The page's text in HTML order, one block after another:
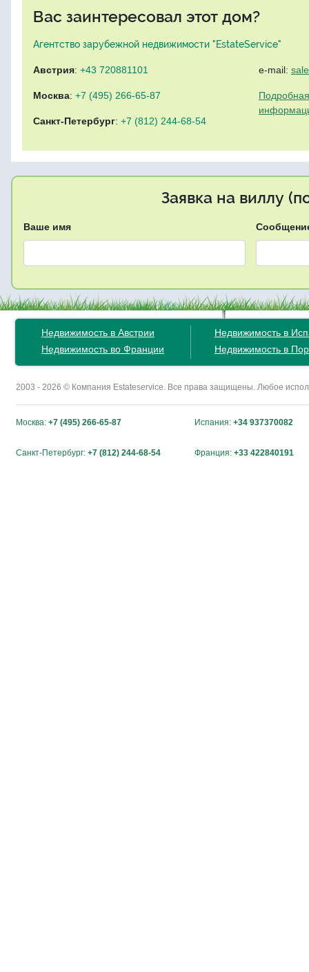
Вас заинтересовал этот дом?
Агентство зарубежной недвижимости "EstateService"
Австрия: +43 720881101
Москва: +7 (495) 266-65-87
Санкт-Петербург: +7 (812) 244-68-54
e-mail:
Заявка на виллу
Ваше имя
Недвижимость в Австрии
Недвижимость во Франции
Недвижимость в
Недвижимость в
2003 - 2026 © Компания Estateservice. Все права защищены. Любое
Москва: +7 (495) 266-65-87 Испания: +34 937370082
Санкт-Петербург: +7 (812) 244-68-54 Франция: +33 422840191